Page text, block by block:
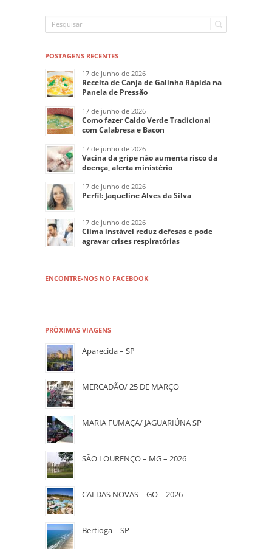
POSTAGENS RECENTES
17 de junho de 2026
Receita de Canja de Galinha Rápida na
Panela de Pressão
17 de junho de 2026
Como fazer Caldo Verde Tradicional
com Calabresa e Bacon
17 de junho de 2026
Vacina da gripe não aumenta risco da
doença, alerta ministério
17 de junho de 2026
Perfil: Jaqueline Alves da Silva
17 de junho de 2026
Clima instável reduz defesas e pode
agravar crises respiratórias
ENCONTRE-NOS NO FACEBOOK
PRÓXIMAS VIAGENS
Aparecida – SP
MERCADÃO/ 25 DE MARÇO
MARIA FUMAÇA/ JAGUARIÚNA SP
SÃO LOURENÇO – MG – 2026
CALDAS NOVAS – GO – 2026
Bertioga – SP